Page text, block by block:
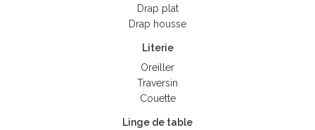
Drap plat
Drap housse
Literie
Oreiller
Traversin
Couette
Linge de table